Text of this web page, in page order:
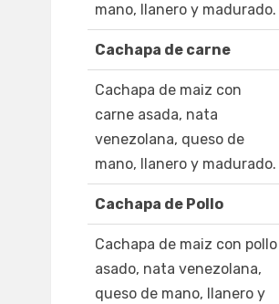
mano, llanero y madurado.
Cachapa de carne
Cachapa de maiz con
carne asada, nata
venezolana, queso de
mano, llanero y madurado.
Cachapa de Pollo
Cachapa de maiz con pollo
asado, nata venezolana,
queso de mano, llanero y